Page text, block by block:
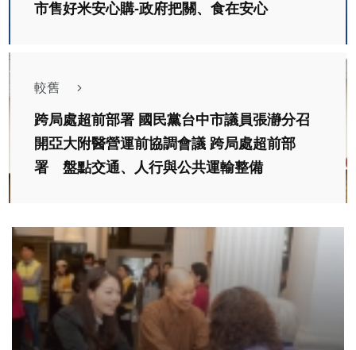
市售好米安心購-政府把關、食在安心
較舊
跨局處超前部署 國民黨台中市議員張瀞分召
開亞大附醫營運前協調會議 跨局處超前部
署 盤點交通、人行與公共運輸整備